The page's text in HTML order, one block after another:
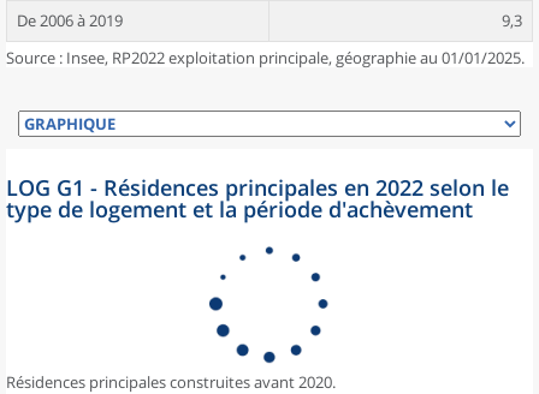
De 2006 à 2019
9,3
Source : Insee, RP2022 exploitation principale, géographie au 01/01/2025.
LOG G1 - Résidences principales en 2022 selon le
type de logement et la période d'achèvement
Résidences principales construites avant 2020.